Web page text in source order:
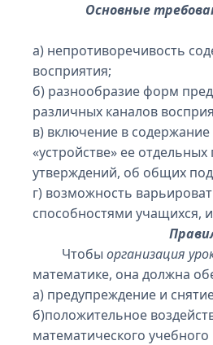
Основные
а) непротиворечивость
восприятия;
б) разнообразие форм
различных каналов
в) включение в
«устройстве» ее
утверждений, об общих
г) возможность
способностями учащихся,
Чтобы организация
математике, она должна
а) предупреждение и
б)положительное
математического